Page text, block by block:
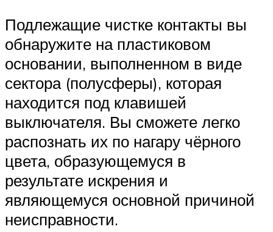
Подлежащие чистке контакты вы
обнаружите на пластиковом
основании, выполненном в виде
сектора (полусферы), которая
находится под клавишей
выключателя. Вы сможете легко
распознать их по нагару чёрного
цвета, образующемуся в
результате искрения и
являющемуся основной причиной
неисправности.